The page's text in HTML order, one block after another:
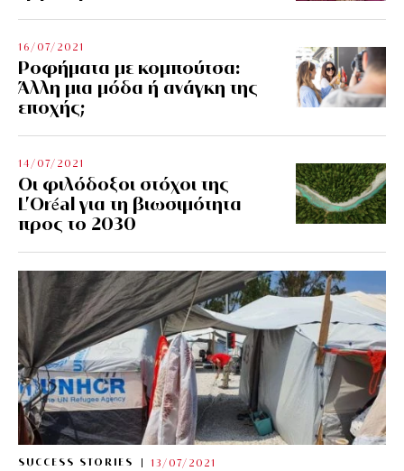
16/07/2021
Ροφήματα με κομπούτσα:
Άλλη μια μόδα ή ανάγκη της
εποχής;
14/07/2021
Οι φιλόδοξοι στόχοι της
L’Oréal για τη βιωσιμότητα
προς το 2030
SUCCESS STORIES 13/07/2021